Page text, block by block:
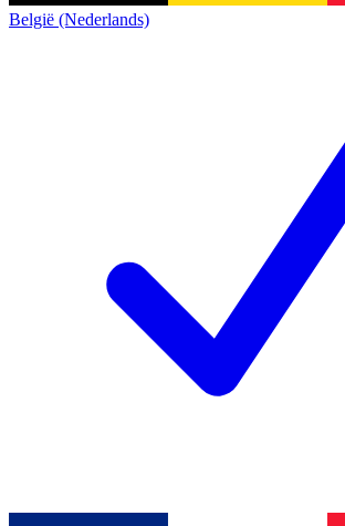
België (Nederlands)